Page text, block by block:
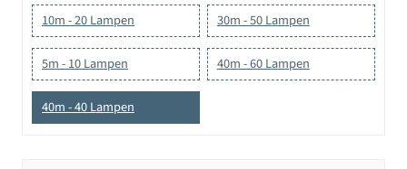
10m - 20 Lampen 30m - 50 Lampen
5m - 10 Lampen 40m - 60 Lampen
40m - 40 Lampen